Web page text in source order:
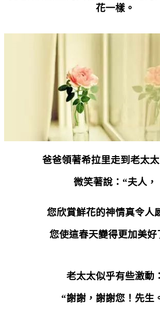
花一樣。
爸爸領著希拉里走到老太太
微笑著說：“夫人，
您欣賞鮮花的神情真令人
您使這春天變得更加美好
老太太似乎有些激動：
“謝謝，謝謝您！先生